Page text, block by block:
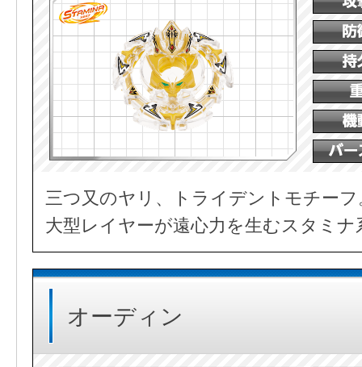
三つ又のヤリ、トライデントモチー
大型レイヤーが遠心力を生むスタミナ
オーディン